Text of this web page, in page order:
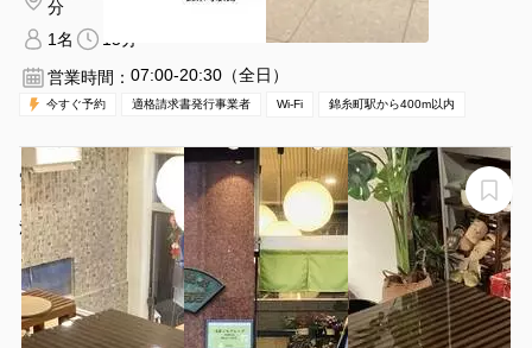
分
１
1名
15分〜
営業時間： 07:00-20:30（全日）
今すぐ予約 適格請求書発行事業者 Wi-Fi 錦糸町駅から400m以内
🌸【Wi-Fi・冷暖房完備】駅から徒歩5分の中2Fカフェス
ペース🌸
浅草 和室スペース･カフェスペース